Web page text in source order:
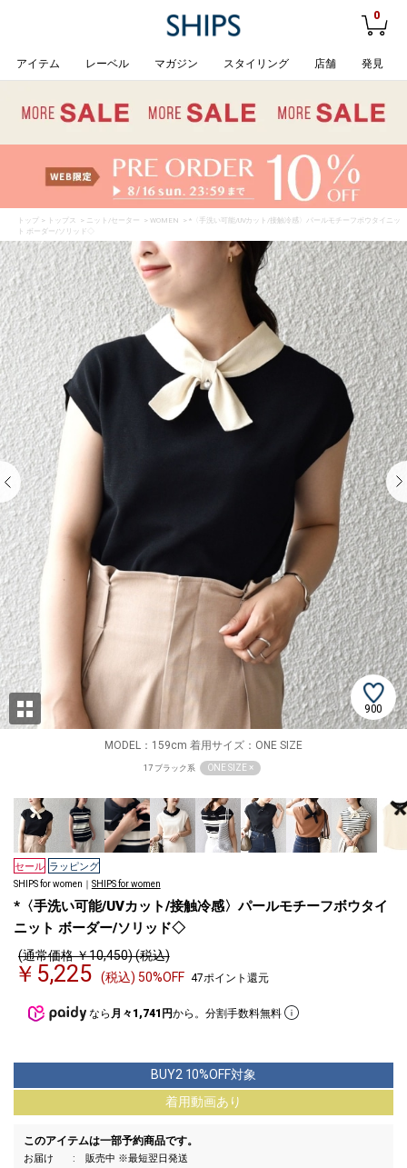
0
アイテム レーベル マガジン スタイリング 店舗 発見
トップ > トップス > ニット/セーター > WOMEN > *〈手洗い可能/UVカット/接触冷感〉パールモチーフボウタイニッ
ト ボーダー/ソリッド◇
900
MODEL：159cm 着用サイズ：ONE SIZE
17 ブラック系 ONE SIZE ×
セール ラッピング
SHIPS for women｜ SHIPS for women
*〈手洗い可能/UVカット/接触冷感〉パールモチーフボウタイ
ニット ボーダー/ソリッド◇
(通常価格 ￥10,450) (税込)
￥5,225 (税込) 50%OFF 47ポイント還元
なら 月々1,741円から。分割手数料無料
BUY2 10%OFF対象
着用動画あり
このアイテムは一部予約商品です。
お届け 販売中 ※最短翌日発送